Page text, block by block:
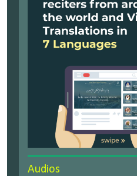
Audios